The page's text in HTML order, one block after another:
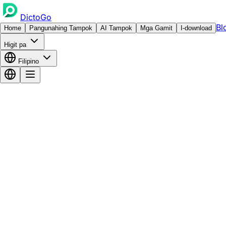
DictoGo
Home Pangunahing Tampok AI Tampok Mga Gamit I-download
Higit pa
Filipino